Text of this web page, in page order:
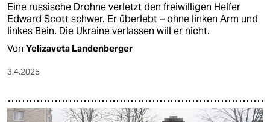
Eine russische Drohne verletzt den freiwilligen Helfer
Edward Scott schwer. Er überlebt – ohne linken Arm und
linkes Bein. Die Ukraine verlassen will er nicht.
Von Yelizaveta Landenberger
3.4.2025